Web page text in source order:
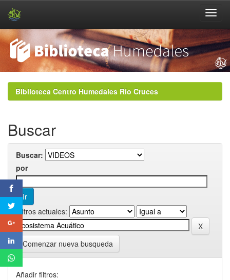
navigationBiblioteca Centro Humedales Río Cruces
Buscar
Buscar:
por
Filtros actuales:
Comenzar nueva busqueda
Añadir filtros: